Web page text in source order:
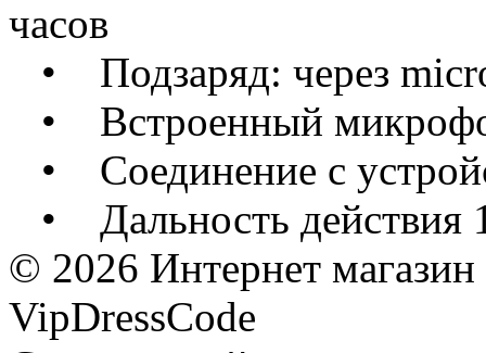
часов
• Подзаряд: через
• Встроенный
• Соединение с
• Дальность действия
© 2026 Интернет магазин
VipDressCode